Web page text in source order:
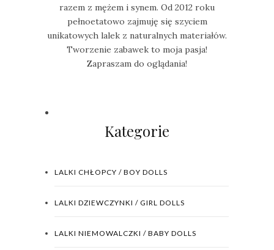
razem z mężem i synem. Od 2012 roku
pełnoetatowo zajmuję się szyciem
unikatowych lalek z naturalnych materiałów.
Tworzenie zabawek to moja pasja!
Zapraszam do oglądania!
Kategorie
LALKI CHŁOPCY / BOY DOLLS
LALKI DZIEWCZYNKI / GIRL DOLLS
LALKI NIEMOWALCZKI / BABY DOLLS